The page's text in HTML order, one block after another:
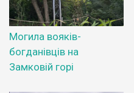
Могила вояків-
богданівців на
Замковій горі